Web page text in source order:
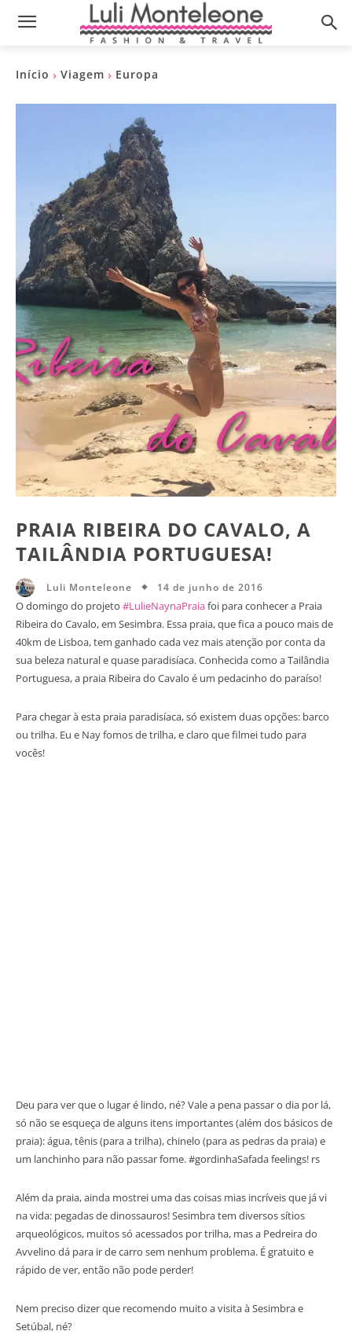
Início Viagem Europa
PRAIA RIBEIRA DO CAVALO, A
TAILÂNDIA PORTUGUESA!
Luli Monteleone 14 de junho de 2016
O domingo do projeto #LulieNaynaPraiafoi para conhecer a Praia
Ribeira do Cavalo, em Sesimbra. Essa praia, que fica a pouco mais de
40km de Lisboa, tem ganhado cada vez mais atenção por conta da
sua beleza natural e quase paradisíaca. Conhecida como a Tailândia
Portuguesa, a praia Ribeira do Cavalo é um pedacinho do paraíso!
Para chegar à esta praia paradisíaca, só existem duas opções: barco
ou trilha. Eu e Nay fomos de trilha, e claro que filmei tudo para
vocês!
Deu para ver que o lugar é lindo, né? Vale a pena passar o dia por lá,
só não se esqueça de alguns itens importantes (além dos básicos de
praia): água, tênis (para a trilha), chinelo (para as pedras da praia) e
um lanchinho para não passar fome. #gordinhaSafada feelings! rs
Além da praia, ainda mostrei uma das coisas mias incríveis que já vi
na vida: pegadas de dinossauros! Sesimbra tem diversos sítios
arqueológicos, muitos só acessados por trilha, mas a Pedreira do
Avvelino dá para ir de carro sem nenhum problema. É gratuito e
rápido de ver, então não pode perder!
Nem preciso dizer que recomendo muito a visita à Sesimbra e
Setúbal, né?